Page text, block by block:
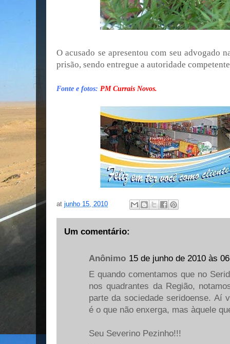
O acusado se apresentou com seu advogado
prisão, sendo entregue a autoridade
Fonte e fotos: PM Currais Novos.
at junho 15, 2010
Um comentário:
Anônimo 15 de junho de 2010 às
E quando comentamos que no
nos quadrantes da Região,
parte da sociedade seridoense. Aí
é o que não enxerga, mas àquele
Seu Severino Pezinho!!!